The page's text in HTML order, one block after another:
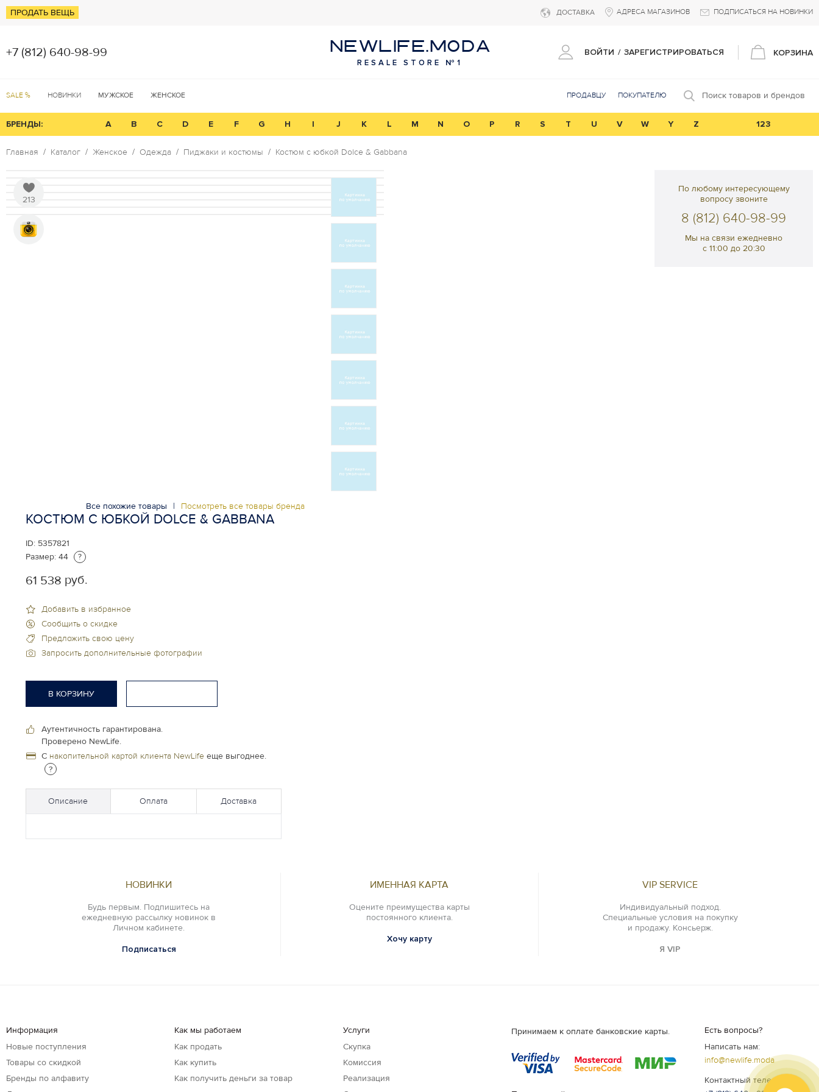
ПРОДАТЬ ВЕЩЬ ДОСТАВКА АДРЕСА МАГАЗИНОВ ПОДПИСАТЬСЯ НА НОВИНКИ
+7 (812) 640-98-99 NEWLIFE.MODA
RESALE STORE №1
ВОЙТИ / ЗАРЕГИСТРИРОВАТЬСЯ КОРЗИНА
SALE % НОВИНКИ МУЖСКОЕ ЖЕНСКОЕ ПРОДАВЦУ ПОКУПАТЕЛЮ Поиск товаров и брендов
БРЕНДЫ: A B C D E F G H I J K L M N O P R S T U V W Y Z 123
Главная Каталог Женское Одежда Пиджаки и костюмы Костюм с юбкой Dolce & Gabbana
213
Все похожие товары | Посмотреть все товары бренда
КОСТЮМ С ЮБКОЙ DOLCE & GABBANA
ID: 5357821
Размер: 44 ?
61 538 руб.
Добавить в избранное
Сообщить о скидке
Предложить свою цену
Запросить дополнительные фотографии
В КОРЗИНУ
Аутентичность гарантирована.
Проверено NewLife.
С накопительной картой клиента NewLife еще выгоднее.
?
Описание Оплата Доставка
По любому интересующему
вопросу звоните
8 (812) 640-98-99
Мы на связи ежедневно
с 11:00 до 20:30
НОВИНКИ
Будь первым. Подпишитесь на
ежедневную рассылку новинок в
Личном кабинете.
Подписаться
ИМЕННАЯ КАРТА
Оцените преимущества карты
постоянного клиента.
Хочу карту
VIP SERVICE
Индивидуальный подход.
Специальные условия на покупку
и продажу. Консьерж.
Я VIP
Информация
Новые поступления
Товары со скидкой
Бренды по алфавиту
Как мы работаем
Как продать
Как купить
Как получить деньги за товар
Услуги
Скупка
Комиссия
Реализация
Принимаем к оплате банковские карты.
Есть вопросы?
Написать нам:
info@newlife.moda
Контактный телефон: